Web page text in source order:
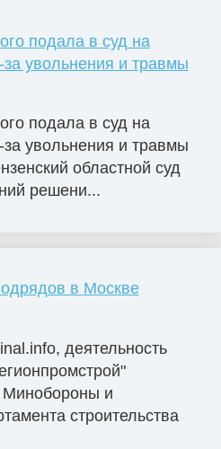
подала в суд на
за увольнения и травмы
подала в суд на
за увольнения и травмы
областной суд
решени...
в Москве
деятельность
Минобороны и
строительства